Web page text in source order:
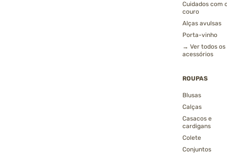
Cuidados com
couro
Alças avulsas
Porta-vinho
→ Ver todos os
acessórios
ROUPAS
Blusas
Calças
Casacos e
cardigans
Colete
Conjuntos